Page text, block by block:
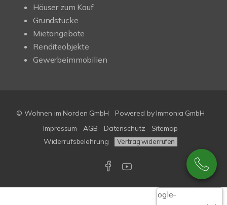
Häuser zum Kauf
Grundstücke
Mietangebote
Renditeobjekte
Gewerbeimmobilien
© Wohnen im Norden GmbH Powered by Immonia GmbH
Impressum
AGB Datenschutz
Sitemap
Widerrufsbelehrung
Vertrag widerrufen
Google-